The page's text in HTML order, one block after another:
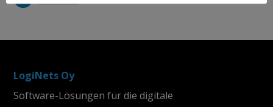
LogiNets Oy
Software-Lösungen für die digitale